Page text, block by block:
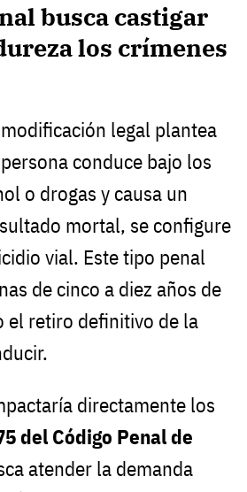
busca castigar
los crímenes
legal plantea
conduce bajo los
o drogas y causa un
mortal, se configure
vial. Este tipo penal
de cinco a diez años de
el retiro definitivo de la
directamente los
del Código Penal de
atender la demanda